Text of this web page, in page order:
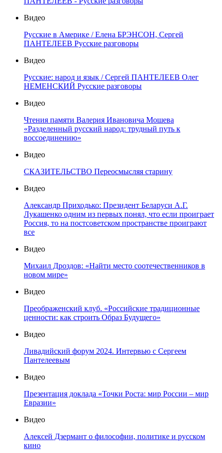
Видео
Русские в Америке / Елена БРЭНСОН, Сергей
ПАНТЕЛЕЕВ Русские разговоры
Видео
Русские: народ и язык / Сергей ПАНТЕЛЕЕВ Олег
НЕМЕНСКИЙ Русские разговоры
Видео
Чтения памяти Валерия Ивановича Мошева
«Разделенный русский народ: трудный путь к
воссоединению»
Видео
СКАЗИТЕЛЬСТВО Переосмысляя старину
Видео
Александр Приходько: Президент Беларуси А.Г.
Лукашенко одним из первых понял, что если проиграет
Россия, то на постсоветском пространстве проиграют
все
Видео
Михаил Дроздов: «Найти место соотечественников в
новом мире»
Видео
Преображенский клуб. «Российские традиционные
ценности: как строить Образ Будущего»
Видео
Ливадийский форум 2024. Интервью с Сергеем
Пантелеевым
Видео
Презентация доклада «Точки Роста: мир России – мир
Евразии»
Видео
Алексей Дзермант о философии, политике и русском
кино